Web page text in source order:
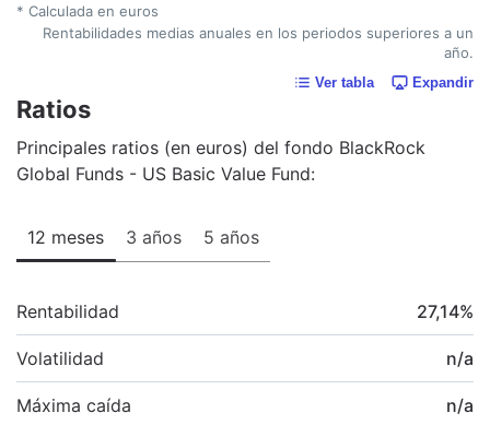
* Calculada en euros
Rentabilidades medias anuales en los periodos superiores a un
año.
Ver tabla Expandir
Ratios
Principales ratios (en euros) del fondo BlackRock
Global Funds - US Basic Value Fund:
12 meses 3 años 5 años
Rentabilidad 27,14%
Volatilidad n/a
Máxima caída n/a